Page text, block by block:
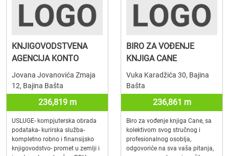
KNJIGOVODSTVENA
AGENCIJA KONTO
Jovana Jovanovića Zmaja
12, Bajina Bašta
236,819 m
USLUGE- kompjuterska obrada
podataka- kurirska služba-
kompletno robno i finansijsko
knjigovodstvo- promet u zemlji i
BIRO ZA VOĐENJE
KNJIGA CANE
Vuka Karadžića 30, Bajina
Bašta
236,861 m
Biro za vođenje knjiga Cane, sa
kolektivom svog stručnog i
profesionalnog osoblja,
odgovoriće na sva vaša pitanja,